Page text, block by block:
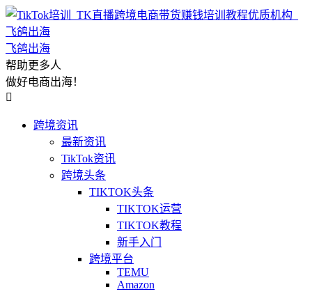
飞鸽出海
帮助更多人
做好电商出海！

跨境资讯
最新资讯
TikTok资讯
跨境头条
TIKTOK头条
TIKTOK运营
TIKTOK教程
新手入门
跨境平台
TEMU
Amazon